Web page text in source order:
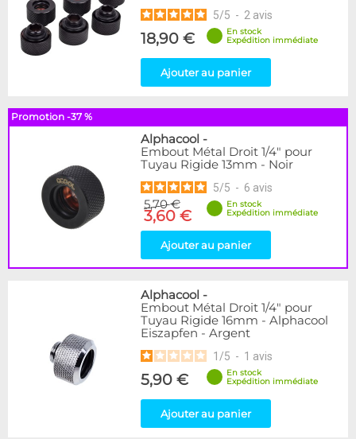
5/5 - 2 avis
18,90 €
En stock
Expédition immédiate
Ajouter au panier
Promotion -37 %
Alphacool -
Embout Métal Droit 1/4" pour
Tuyau Rigide 13mm - Noir
5/5 - 6 avis
5,70 €
3,60 €
En stock
Expédition immédiate
Ajouter au panier
Alphacool -
Embout Métal Droit 1/4" pour
Tuyau Rigide 16mm - Alphacool
Eiszapfen - Argent
1 /5 - 1 avis
5,90 €
En stock
Expédition immédiate
Ajouter au panier